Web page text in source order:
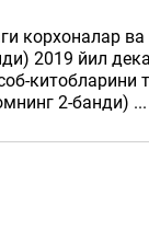
корхоналар
2019 йил
китобларини
2-банди) ...